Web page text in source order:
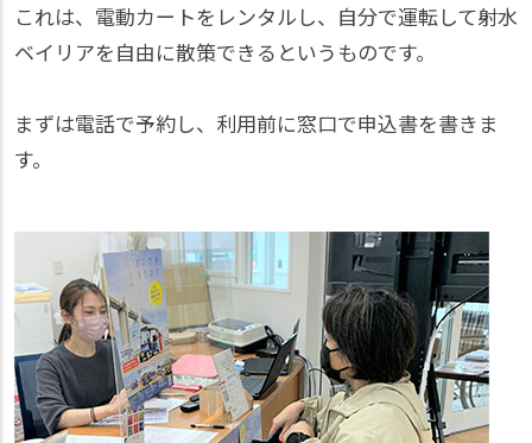
これは、電動カートをレンタルし、自分で運転して射水
ベイリアを自由に散策できるというものです。
まずは電話で予約し、利用前に窓口で申込書を書きま
す。